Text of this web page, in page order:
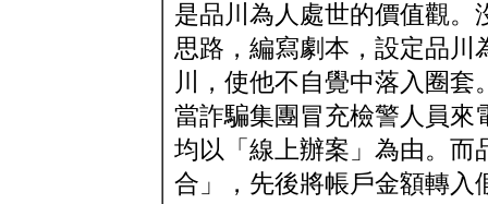
是品川為人處世的價值觀。
思路，編寫劇本，設定品川
川，使他不自覺中落入圈套
當詐騙集團冒充檢警人員來
均以「線上辦案」為由。而
合」，先後將帳戶金額轉入